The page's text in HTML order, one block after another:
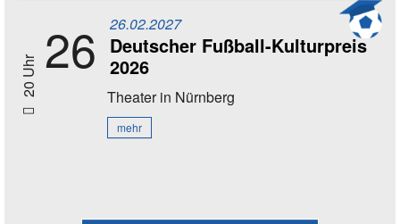
20 Uhr 26 26.02.2027
Deutscher Fußball-Kulturpreis
2026
Theaterin Nürnberg
mehr